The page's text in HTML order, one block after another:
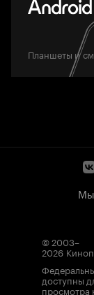
Планшеты и
Мы
© 2003–
2026
доступны
просмотра